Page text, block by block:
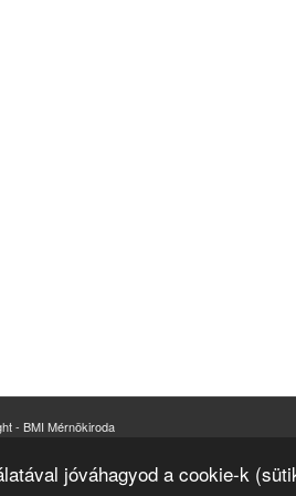
jóváhagyod a cookie-k
- BMI Mérnökiroda
adatok